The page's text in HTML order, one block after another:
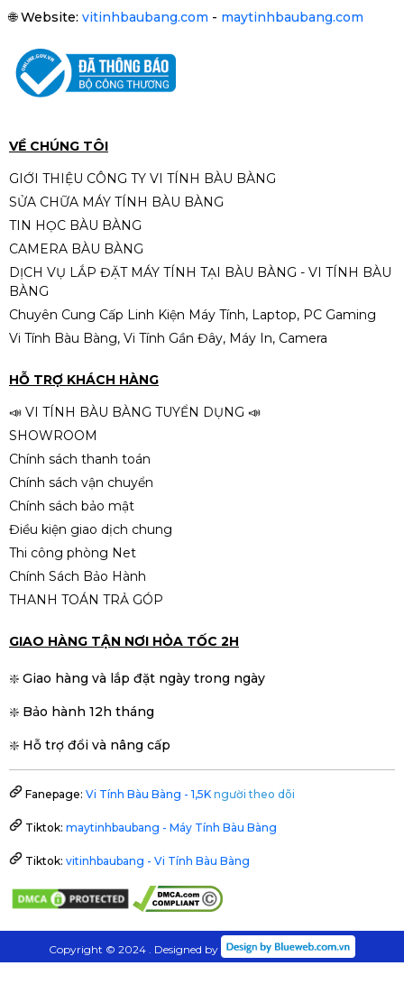
Nguồn máy tính Xigmatek X-
Power III 650 600W
LAN RJ45 (Trắng)
🌐Website: vitinhbaubang.com - maytinhbaubang.com
VỀ CHÚNG TÔI
GIỚI THIỆU CÔNG TY VI TÍNH BÀU BÀNG
SỬA CHỮA MÁY TÍNH BÀU BÀNG
TIN HỌC BÀU BÀNG
CAMERA BÀU BÀNG
DỊCH VỤ LẮP ĐẶT MÁY TÍNH TẠI BÀU BÀNG - VI TÍNH BÀU
BÀNG
Chuyên Cung Cấp Linh Kiện Máy Tính, Laptop, PC Gaming
Vi Tính Bàu Bàng, Vi Tính Gần Đây, Máy In, Camera
HỖ TRỢ KHÁCH HÀNG
📣 VI TÍNH BÀU BÀNG TUYỂN DỤNG 📣
SHOWROOM
Chính sách thanh toán
Chính sách vận chuyển
Chính sách bảo mật
Điều kiện giao dịch chung
Thi công phòng Net
Chính Sách Bảo Hành
THANH TOÁN TRẢ GÓP
GIAO HÀNG TẬN NƠI HỎA TỐC 2H
❇️ Giao hàng và lắp đặt ngày trong ngày
❇️ Bảo hành 12h tháng
❇️ Hỗ trợ đổi và nâng cấp
Fanepage: Vi Tính Bàu Bàng - 1,5K người theo dõi
Tiktok: maytinhbaubang - Máy Tính Bàu Bàng
Tiktok: vitinhbaubang - Vi Tính Bàu Bàng
Copyright © 2024 . Designed by